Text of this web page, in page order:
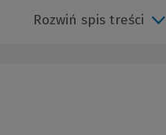
Rozwiń spis treści